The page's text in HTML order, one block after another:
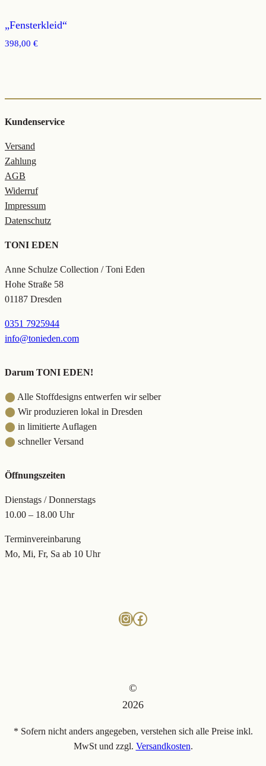
„Fensterkleid“
398,00 €
Kundenservice
Versand
Zahlung
AGB
Widerruf
Impressum
Datenschutz
TONI EDEN
Anne Schulze Collection / Toni Eden
Hohe Straße 58
01187 Dresden
0351 7925944
info@tonieden.com
Darum TONI EDEN!
⬤ Alle Stoffdesigns entwerfen wir selber
⬤ Wir produzieren lokal in Dresden
⬤ in limitierte Auflagen
⬤ schneller Versand
Öffnungszeiten
Dienstags / Donnerstags
10.00 – 18.00 Uhr
Terminvereinbarung
Mo, Mi, Fr, Sa ab 10 Uhr
Instagram
Facebook
©
2026
* Sofern nicht anders angegeben, verstehen sich alle Preise inkl.
MwSt und zzgl. Versandkosten.